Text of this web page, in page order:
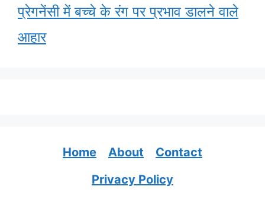
प्रेगनेंसी में बच्चे के रंग पर प्रभाव डालने वाले
आहार
Home About
Contact
Privacy Policy